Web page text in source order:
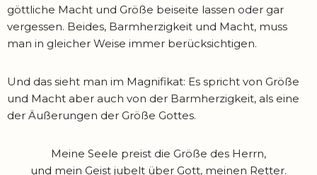
göttliche Macht und Größe beiseite lassen oder gar
vergessen. Beides, Barmherzigkeit und Macht, muss
man in gleicher Weise immer berücksichtigen.
Und das sieht man im Magnifikat: Es spricht von Größe
und Macht aber auch von der Barmherzigkeit, als eine
der Äußerungen der Größe Gottes.
Meine Seele preist die Größe des Herrn,
und mein Geist jubelt über Gott, meinen Retter.